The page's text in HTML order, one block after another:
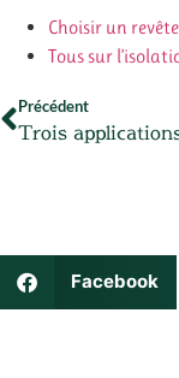
Choisir un
Tous sur
Précédent
Facebook